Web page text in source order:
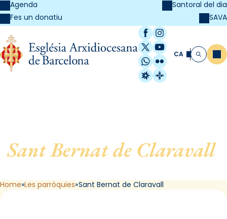
Agenda
Fes un donatiu
Santoral del dia
SAVA
Facebook
Instagram
X / Twitter
YouTube
WhatsApp
Flickr
Radio Estel
Catalunya
CA Cerca
Sant Bernat de Claravall,
Home Les parròquies Sant Bernat de Claravall